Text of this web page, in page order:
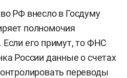
РФ внесло в Госдуму
полномочия
Если его примут, то ФНС
России данные о счетах
переводы